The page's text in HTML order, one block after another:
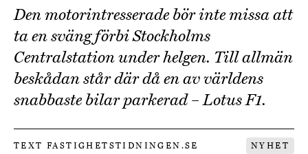
Den motorintresserade bör inte missa att
ta en sväng förbi Stockholms
Centralstation under helgen. Till allmän
beskådan står där då en av världens
snabbaste bilar parkerad – Lotus F1.
TEXT FASTIGHETSTIDNINGEN.SE NYHET